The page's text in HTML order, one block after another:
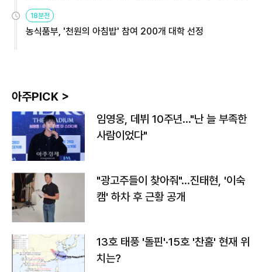
원
18분전
농식품부, '천원의 아침밥' 참여 200개 대학 선정
아주PICK >
임영웅, 데뷔 10주년…"난 늘 부족한
사람이었다"
"광고주들이 찾아줘"…진태현, '이숙
캠' 하차 후 근황 공개
13호 태풍 '돌핀'·15호 '찬홈' 현재 위
치는?